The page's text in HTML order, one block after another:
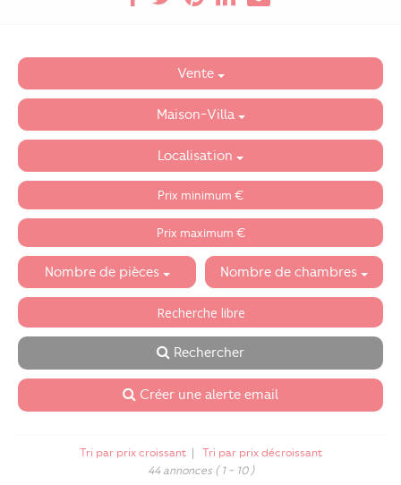
Vente
Maison-Villa
Localisation
Nombre de pièces Nombre de chambres
Rechercher
Créer une alerte email
Tri par prix croissant |
Tri par prix décroissant
44 annonces ( 1 - 10 )